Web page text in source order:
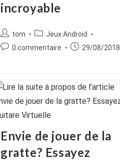
incroyable
Auteur/autrice
de
tom
Post
category:
Jeux Android
Commentaires
0 commentaire
Publication
29/08/2018
Envie de jouer de la
gratte? Essayez